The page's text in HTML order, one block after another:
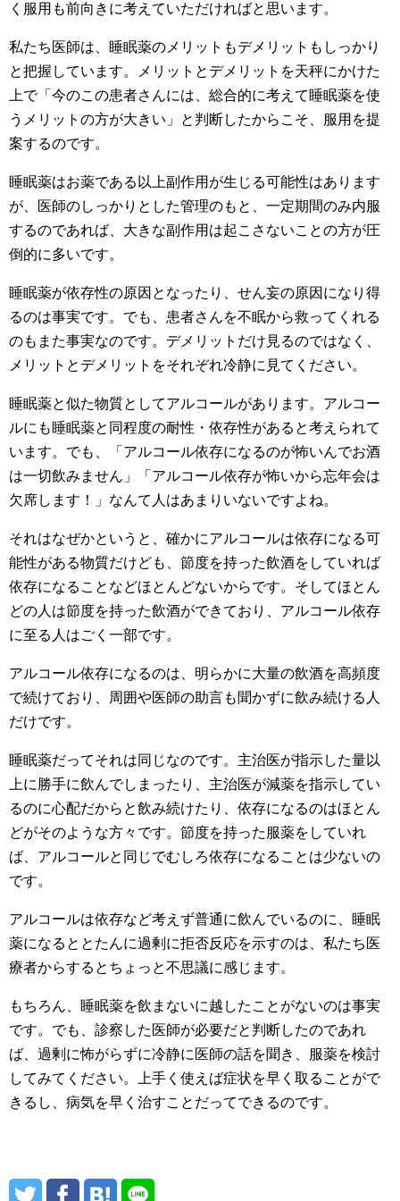
く服用も前向きに考えていただければと思います。
私たち医師は、睡眠薬のメリットもデメリットもしっかり
と把握しています。メリットとデメリットを天秤にかけた
上で「今のこの患者さんには、総合的に考えて睡眠薬を使
うメリットの方が大きい」と判断したからこそ、服用を提
案するのです。
睡眠薬はお薬である以上副作用が生じる可能性はあります
が、医師のしっかりとした管理のもと、一定期間のみ内服
するのであれば、大きな副作用は起こさないことの方が圧
倒的に多いです。
睡眠薬が依存性の原因となったり、せん妄の原因になり得
るのは事実です。でも、患者さんを不眠から救ってくれる
のもまた事実なのです。デメリットだけ見るのではなく、
メリットとデメリットをそれぞれ冷静に見てください。
睡眠薬と似た物質としてアルコールがあります。アルコー
ルにも睡眠薬と同程度の耐性・依存性があると考えられて
います。でも、「アルコール依存になるのが怖いんでお酒
は一切飲みません」「アルコール依存が怖いから忘年会は
欠席します！」なんて人はあまりいないですよね。
それはなぜかというと、確かにアルコールは依存になる可
能性がある物質だけども、節度を持った飲酒をしていれば
依存になることなどほとんどないからです。そしてほとん
どの人は節度を持った飲酒ができており、アルコール依存
に至る人はごく一部です。
アルコール依存になるのは、明らかに大量の飲酒を高頻度
で続けており、周囲や医師の助言も聞かずに飲み続ける人
だけです。
睡眠薬だってそれは同じなのです。主治医が指示した量以
上に勝手に飲んでしまったり、主治医が減薬を指示してい
るのに心配だからと飲み続けたり、依存になるのはほとん
どがそのような方々です。節度を持った服薬をしていれ
ば、アルコールと同じでむしろ依存になることは少ないの
です。
アルコールは依存など考えず普通に飲んでいるのに、睡眠
薬になるととたんに過剰に拒否反応を示すのは、私たち医
療者からするとちょっと不思議に感じます。
もちろん、睡眠薬を飲まないに越したことがないのは事実
です。でも、診察した医師が必要だと判断したのであれ
ば、過剰に怖がらずに冷静に医師の話を聞き、服薬を検討
してみてください。上手く使えば症状を早く取ることがで
きるし、病気を早く治すことだってできるのです。